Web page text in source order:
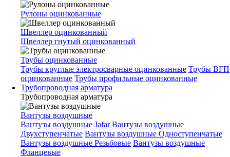
Рулоны оцинкованные
Швеллер оцинкованный
Швеллер гнутый оцинкованный
Трубы оцинкованные
Трубы круглые электросварные оцинкованные Трубы ВГП
оцинкованные Трубы профильные оцинкованные
Трубопроводная арматура
Трубопроводная арматура
Вантузы воздушные
Вантузы воздушные Jafar Вантузы воздушные
Двухступенчатые Вантузы воздушные Одноступенчатые
Вантузы воздушные Резьбовые Вантузы воздушные
Фланцевые